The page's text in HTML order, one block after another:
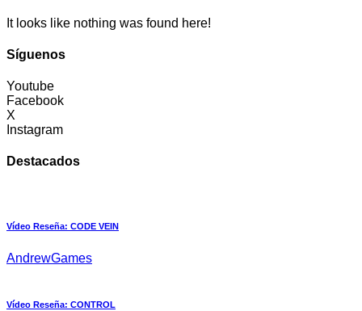
It looks like nothing was found here!
Síguenos
Youtube
Facebook
X
Instagram
Destacados
Vídeo Reseña: CODE VEIN
AndrewGames
Vídeo Reseña: CONTROL